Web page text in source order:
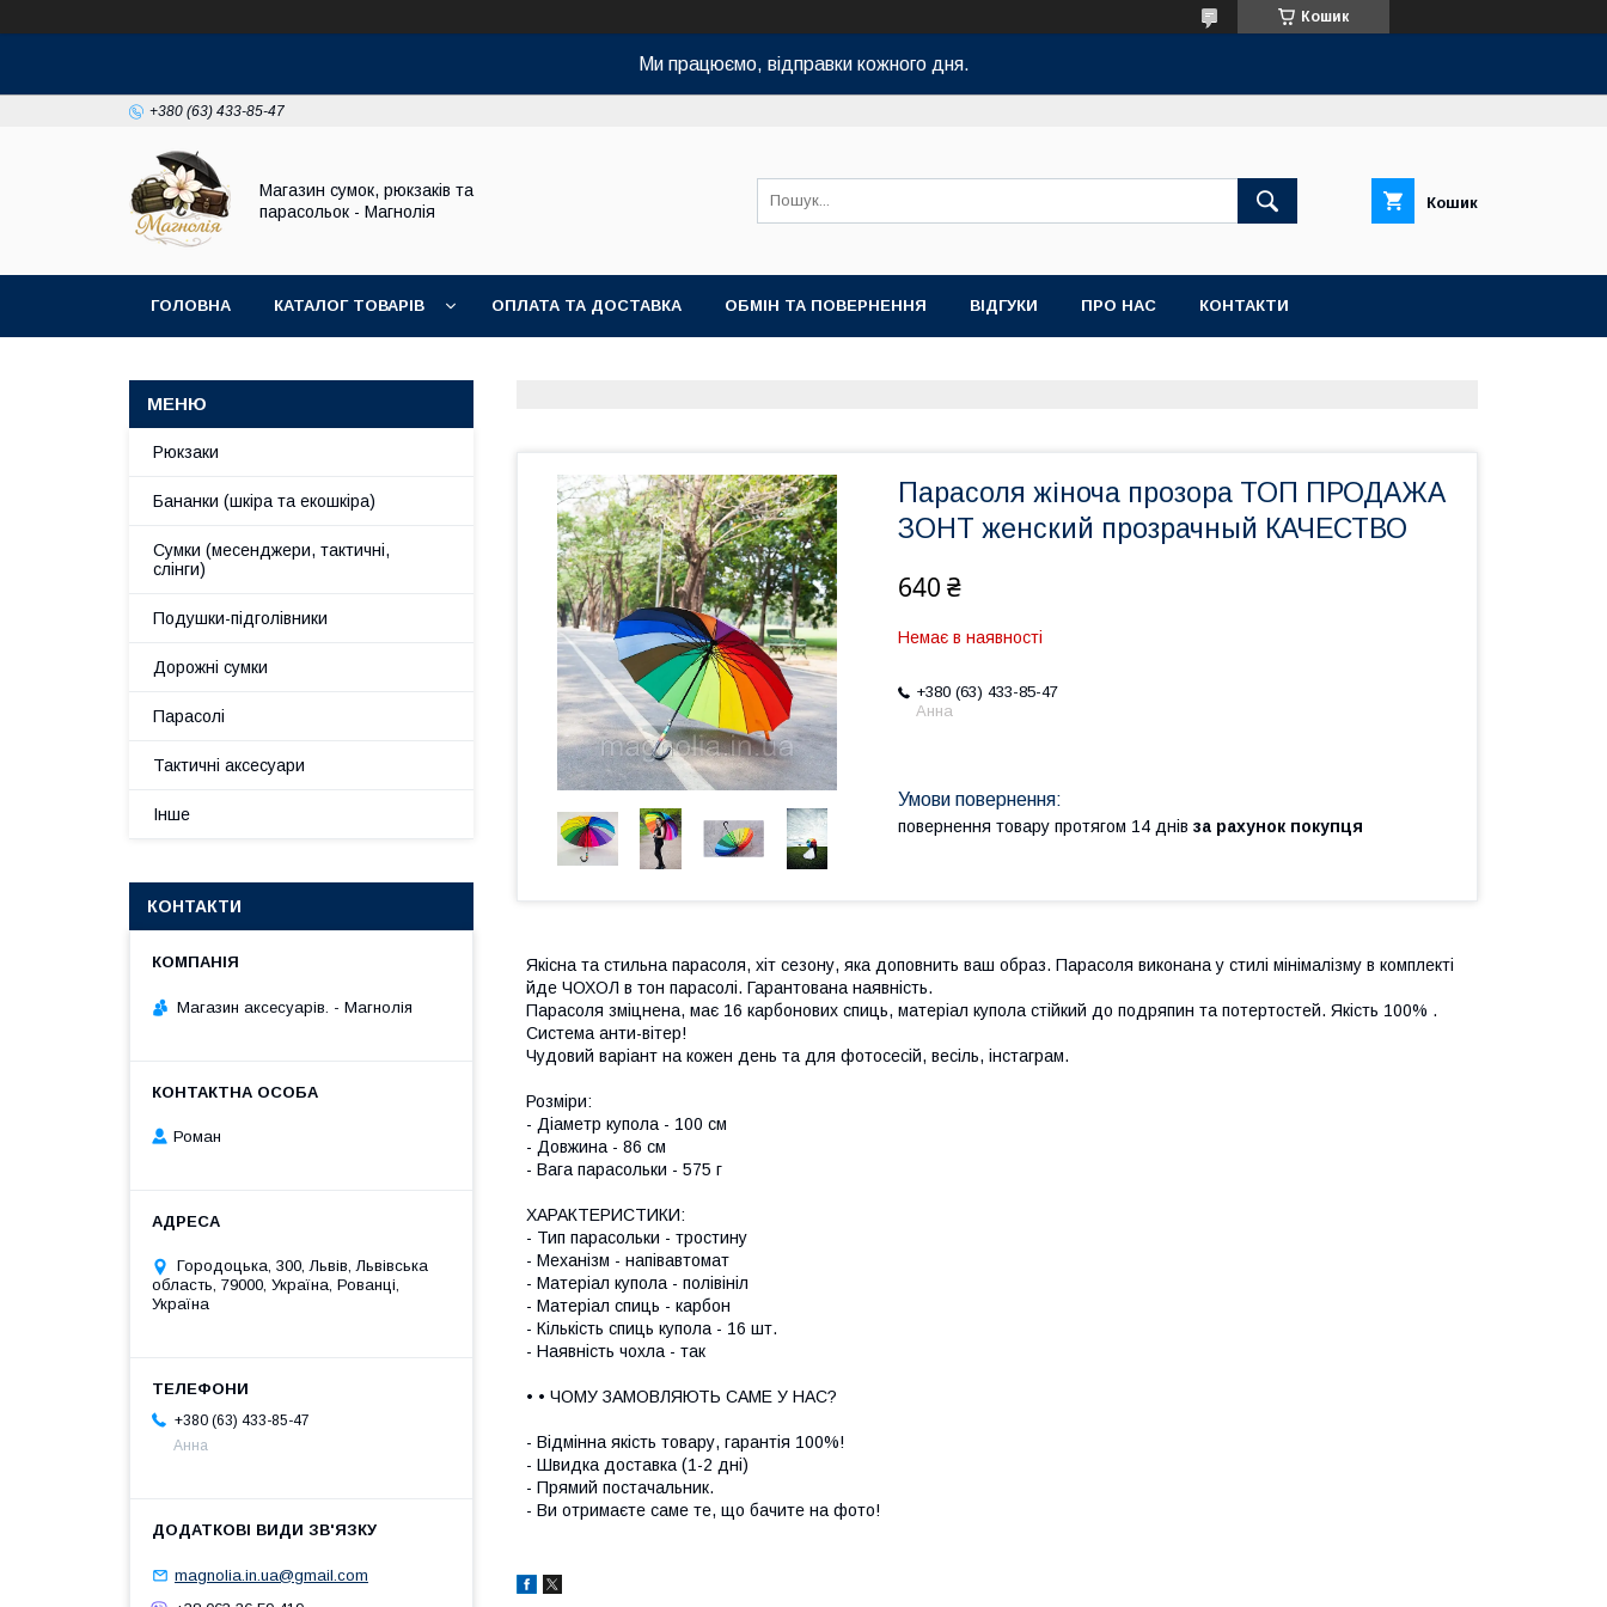
Кошик
Ми працюємо, відправки кожного дня.
+380 (63) 433-85-47
Магазин сумок, рюкзаків та
парасольок - Магнолія
Кошик
ГОЛОВНА КАТАЛОГ ТОВАРІВ ОПЛАТА ТА ДОСТАВКА ОБМІН ТА ПОВЕРНЕННЯ ВІДГУКИ ПРО НАС КОНТАКТИ
Парасоля жіноча прозора ТОП ПРОДАЖА
ЗОНТ женский прозрачный КАЧЕСТВО
640 ₴
Немає в наявності
+380 (63) 433-85-47
Анна
повернення товару протягом 14 днів за рахунок покупця
Якісна та стильна парасоля, хіт сезону, яка доповнить ваш образ. Парасоля виконана у стилі мінімалізму в комплекті
йде ЧОХОЛ в тон парасолі. Гарантована наявність.
Парасоля зміцнена, має 16 карбонових спиць, матеріал купола стійкий до подряпин та потертостей. Якість 100% .
Система анти-вітер!
Чудовий варіант на кожен день та для фотосесій, весіль, інстаграм.
Розміри:
- Діаметр купола - 100 см
- Довжина - 86 см
- Вага парасольки - 575 г
ХАРАКТЕРИСТИКИ:
- Тип парасольки - тростину
- Механізм - напівавтомат
- Матеріал купола - полівініл
- Матеріал спиць - карбон
- Кількість спиць купола - 16 шт.
- Наявність чохла - так
• • ЧОМУ ЗАМОВЛЯЮТЬ САМЕ У НАС?
- Відмінна якість товару, гарантія 100%!
- Швидка доставка (1-2 дні)
- Прямий постачальник.
- Ви отримаєте саме те, що бачите на фото!
Рюкзаки
Бананки (шкіра та екошкіра)
Сумки (месенджери, тактичні,
слінги)
Подушки-підголівники
Дорожні сумки
Парасолі
Тактичні аксесуари
Інше
КОНТАКТИ
Магазин аксесуарів. - Магнолія
Роман
Городоцька, 300, Львів, Львівська
область, 79000, Україна, Рованці,
Україна
+380 (63) 433-85-47
Анна
magnolia.in.ua@gmail.com